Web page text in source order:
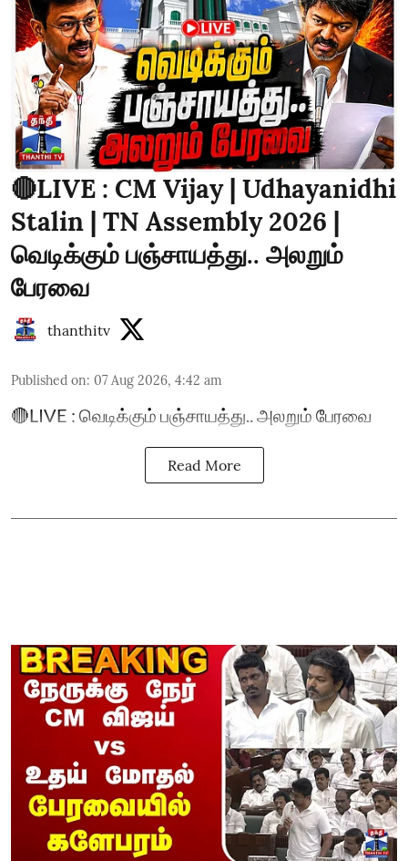
🔴LIVE : CM Vijay | Udhayanidhi
Stalin | TN Assembly 2026 |
வெடிக்கும் பஞ்சாயத்து.. அலறும்
பேரவை
thanthitv
Published on: 07 Aug 2026, 4:42 am
🔴LIVE : வெடிக்கும் பஞ்சாயத்து.. அலறும் பேரவை
Read More